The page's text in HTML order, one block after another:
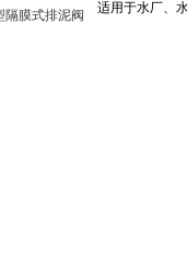
隔膜式排泥阀